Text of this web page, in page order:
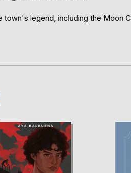
town's legend, including the Moon